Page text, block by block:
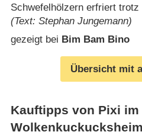
Schwefelhölzern erfriert trotz
(Text: Stephan Jungemann)
gezeigt bei Bim Bam Bino
Übersicht mit
Kauftipps von Pixi im